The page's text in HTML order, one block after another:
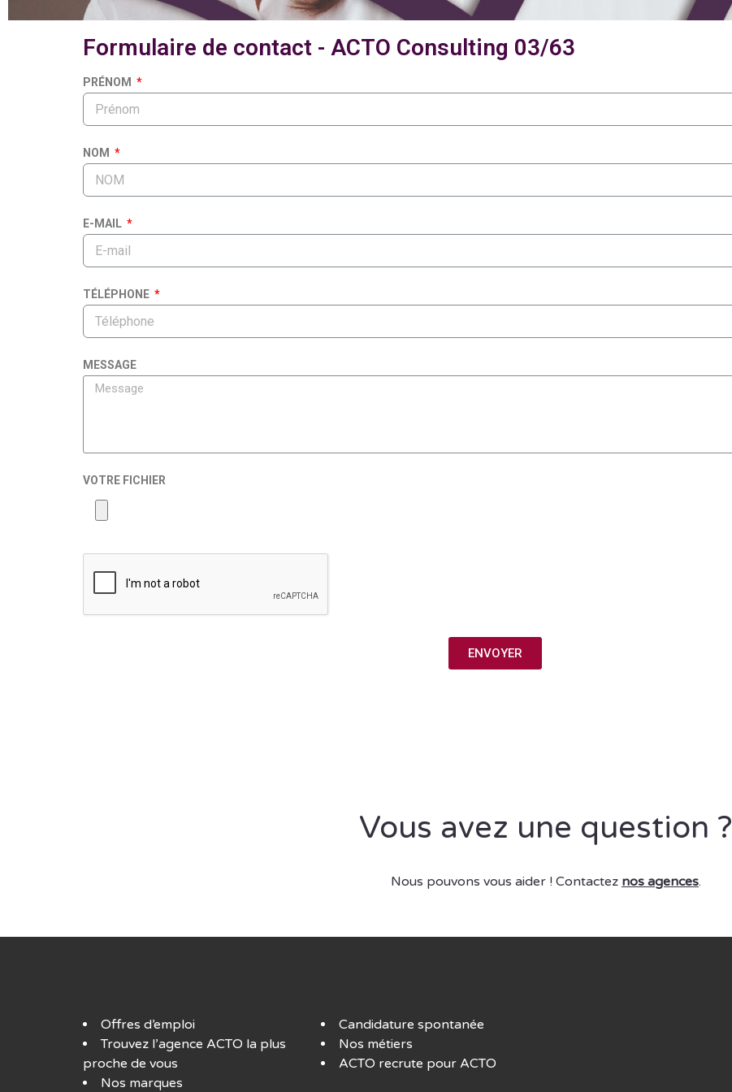
Formulaire de contact - ACTO Consulting 03/63
PRÉNOM
NOM
E-MAIL
TÉLÉPHONE
MESSAGE
VOTRE FICHIER
ENVOYER
Vous avez une question ?
Nous pouvons vous aider ! Contactez nos agences.
Offres d’emploi
Trouvez l’agence ACTO la plus
proche de vous
Nos marques
Candidature spontanée
Nos métiers
ACTO recrute pour ACTO